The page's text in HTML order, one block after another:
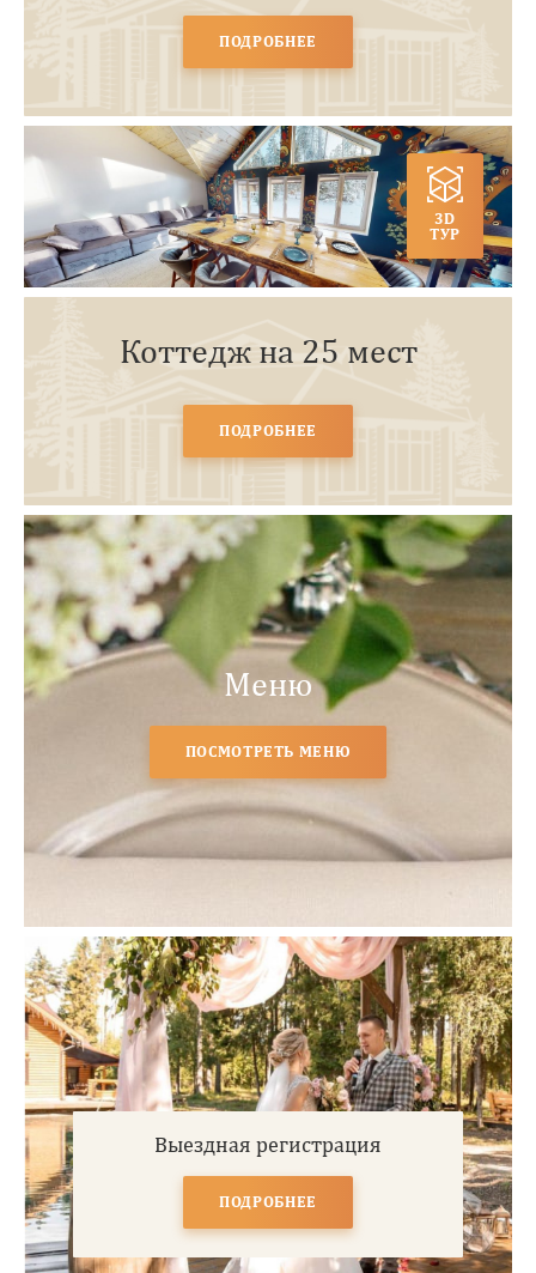
ПОДРОБНЕЕ
3D
ТУР
Коттедж на 25 мест
ПОДРОБНЕЕ
Меню
ПОСМОТРЕТЬ МЕНЮ
Выездная регистрация
ПОДРОБНЕЕ